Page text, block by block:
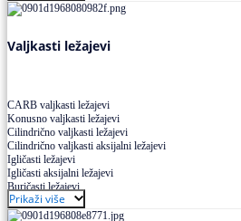
Valjkasti ležajevi
CARB valjkasti ležajevi
Konusno valjkasti ležajevi
Cilindrično valjkasti ležajevi
Cilindrično valjkasti aksijalni ležajevi
Igličasti ležajevi
Igličasti aksijalni ležajevi
Buričasti ležajevi
Buričasti zaptiveni ležajevi
Buričasti aksijalni ležajevi
Prikaži više